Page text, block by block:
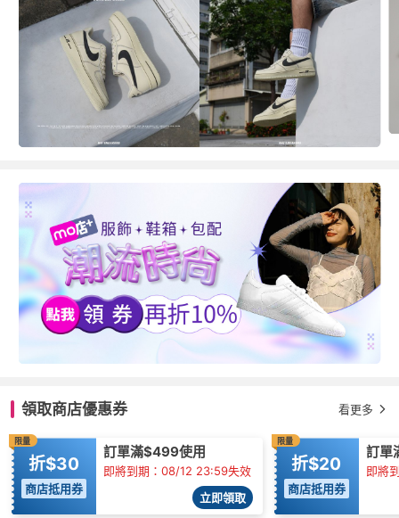
領取商店優惠券 看更多
限量
折$30
商店抵用券
訂單滿$499使用
即將到期：08/12 23:59失效
立即領取
限量
折$20
商店抵用券
訂單
即將